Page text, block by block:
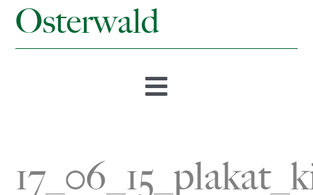
Osterwald
Toggle
Öffnungszeiten & Preise